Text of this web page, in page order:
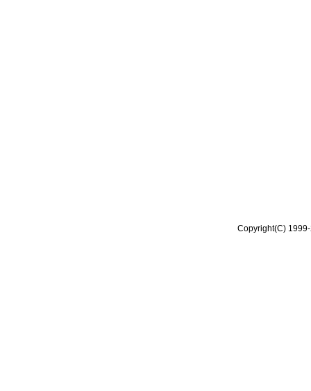
Copyright(C)